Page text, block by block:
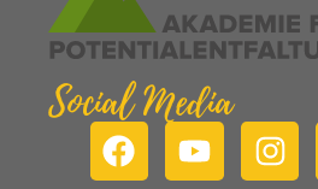
Social Media